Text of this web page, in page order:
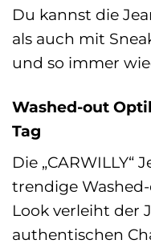
Du kannst die
als auch mit
und so immer
Washed-out
Tag
Die
trendige
Look verleiht der
authentischen